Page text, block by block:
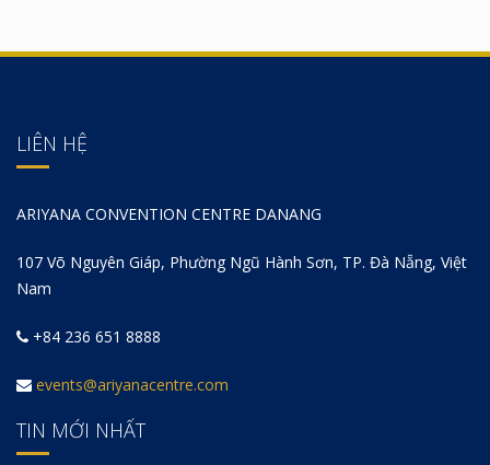
LIÊN HỆ
ARIYANA CONVENTION CENTRE DANANG
107 Võ Nguyên Giáp, Phường Ngũ Hành Sơn, TP. Đà Nẵng, Việt
Nam
+84 236 651 8888
events@ariyanacentre.com
TIN MỚI NHẤT